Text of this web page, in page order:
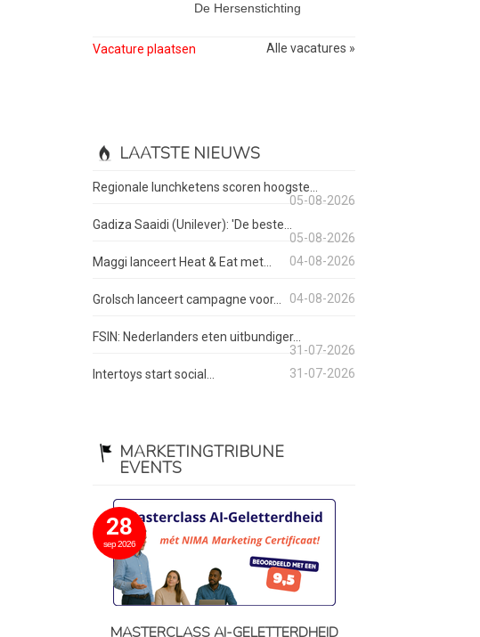
De Hersenstichting
Vacature plaatsen Alle vacatures »
LAATSTE NIEUWS
Regionale lunchketens scoren hoogste...
05-08-2026
Gadiza Saaidi (Unilever): 'De beste...
05-08-2026
Maggi lanceert Heat & Eat met...
04-08-2026
Grolsch lanceert campagne voor... 04-08-2026
FSIN: Nederlanders eten uitbundiger...
31-07-2026
Intertoys start social...
31-07-2026
MARKETINGTRIBUNE
EVENTS
28
sep 2026
MASTERCLASS AI-GELETTERDHEID